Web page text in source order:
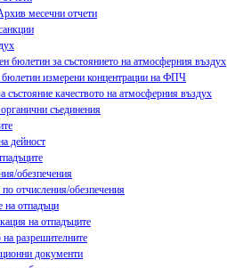
месечни отчети
бюлетин за състоянието на атмосферния въздух
измерени концентрации на ФПЧ
състояние качеството на атмосферния въздух
съединения
дейност
обезпечения
отчисления/обезпечения
на отпадъци
на отпадъците
на разрешителните
документи